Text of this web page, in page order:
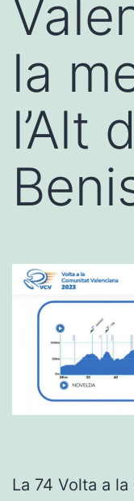
la
l’Alt
La 74 Volta a